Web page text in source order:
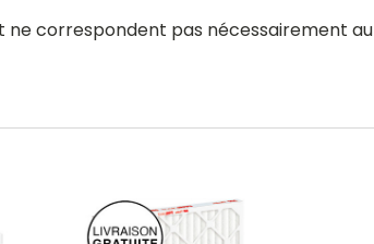
ne correspondent pas nécessairement au